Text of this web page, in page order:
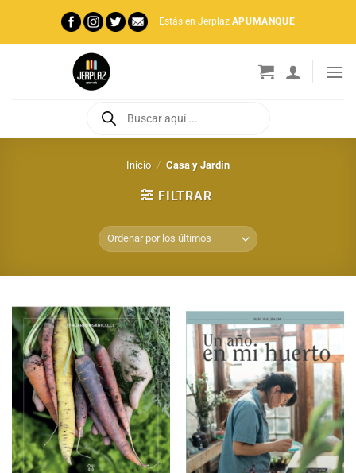
contenido
Estás en Jerplaz APUMANQUE
productos
Inicio / Casa y Jardín
FILTRAR